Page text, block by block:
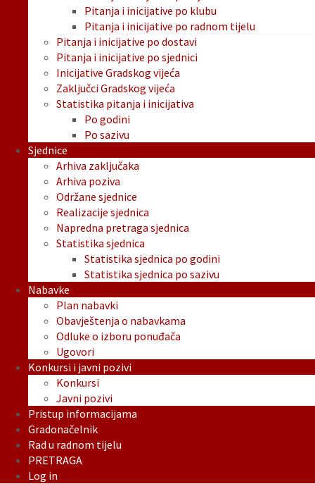
Pitanja i inicijative po klubu
Pitanja i inicijative po radnom tijelu
Pitanja i inicijative po dostavi
Pitanja i inicijative po sjednici
Inicijative Gradskog vijeća
Zaključci Gradskog vijeća
Statistika pitanja i inicijativa
Po godini
Po sazivu
Sjednice
Arhiva zaključaka
Arhiva poziva
Održane sjednice
Realizacije sjednica
Napredna pretraga sjednica
Statistika sjednica
Statistika sjednica po godini
Statistika sjednica po sazivu
Nabavke
Plan nabavki
Obavještenja o nabavkama
Odluke o izboru ponuđača
Ugovori
Konkursi i javni pozivi
Konkursi
Javni pozivi
Pristup informacijama
Gradonačelnik
Rad u radnom tijelu
PRETRAGA
Log in